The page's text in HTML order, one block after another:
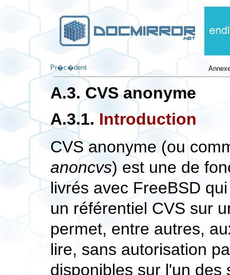
Pr�c�dent
A.3. CVS anonyme
A.3.1. Introduction
CVS anonyme (ou
anoncvs) est une de
livrés avec FreeBSD
un référentiel CVS sur
permet, entre autres,
lire, sans autorisation
disponibles sur l'un